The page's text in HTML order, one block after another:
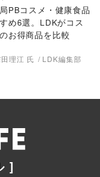
PBコスメ・健康食品
め6選。LDKがコス
お得商品を比較
理江 氏 LDK編集部
]